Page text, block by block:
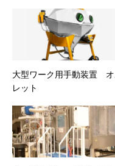
大型ワーク用手動装置 オ
レット